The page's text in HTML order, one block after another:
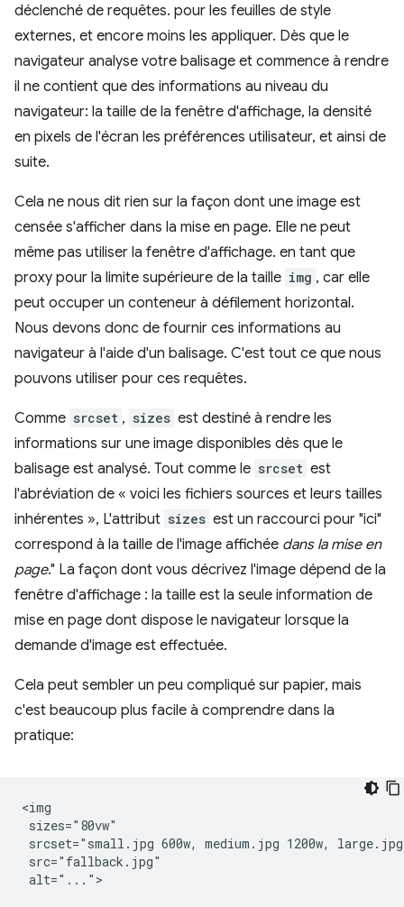
déclenché de requêtes. pour les feuilles de style
externes, et encore moins les appliquer. Dès que le
navigateur analyse votre balisage et commence à rendre
il ne contient que des informations au niveau du
navigateur: la taille de la fenêtre d'affichage, la densité
en pixels de l'écran les préférences utilisateur, et ainsi de
suite.
Cela ne nous dit rien sur la façon dont une image est
censée s'afficher dans la mise en page. Elle ne peut
même pas utiliser la fenêtre d'affichage. en tant que
proxy pour la limite supérieure de la taille img , car elle
peut occuper un conteneur à défilement horizontal.
Nous devons donc de fournir ces informations au
navigateur à l'aide d'un balisage. C'est tout ce que nous
pouvons utiliser pour ces requêtes.
Comme srcset , sizes est destiné à rendre les
informations sur une image disponibles dès que le
balisage est analysé. Tout comme le srcset est
l'abréviation de « voici les fichiers sources et leurs tailles
inhérentes », L'attribut sizes est un raccourci pour "ici"
correspond à la taille de l'image affichée dans la mise en
page." La façon dont vous décrivez l'image dépend de la
fenêtre d'affichage : la taille est la seule information de
mise en page dont dispose le navigateur lorsque la
demande d'image est effectuée.
Cela peut sembler un peu compliqué sur papier, mais
c'est beaucoup plus facile à comprendre dans la
pratique:
<img
sizes="80vw"
srcset="small.jpg 600w, medium.jpg 1200w, large.jpg
src="fallback.jpg"